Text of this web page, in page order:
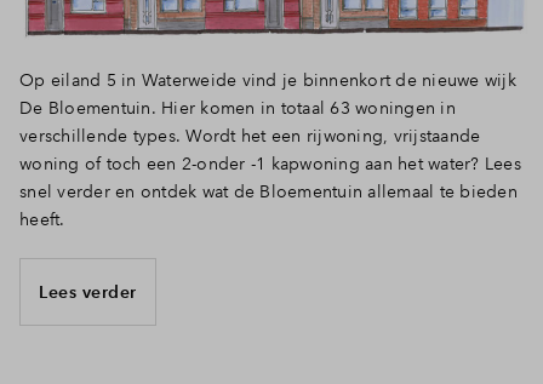
Op eiland 5 in Waterweide vind je binnenkort de nieuwe wijk
De Bloementuin. Hier komen in totaal 63 woningen in
verschillende types. Wordt het een rijwoning, vrijstaande
woning of toch een 2-onder -1 kapwoning aan het water? Lees
snel verder en ontdek wat de Bloementuin allemaal te bieden
heeft.
Lees verder